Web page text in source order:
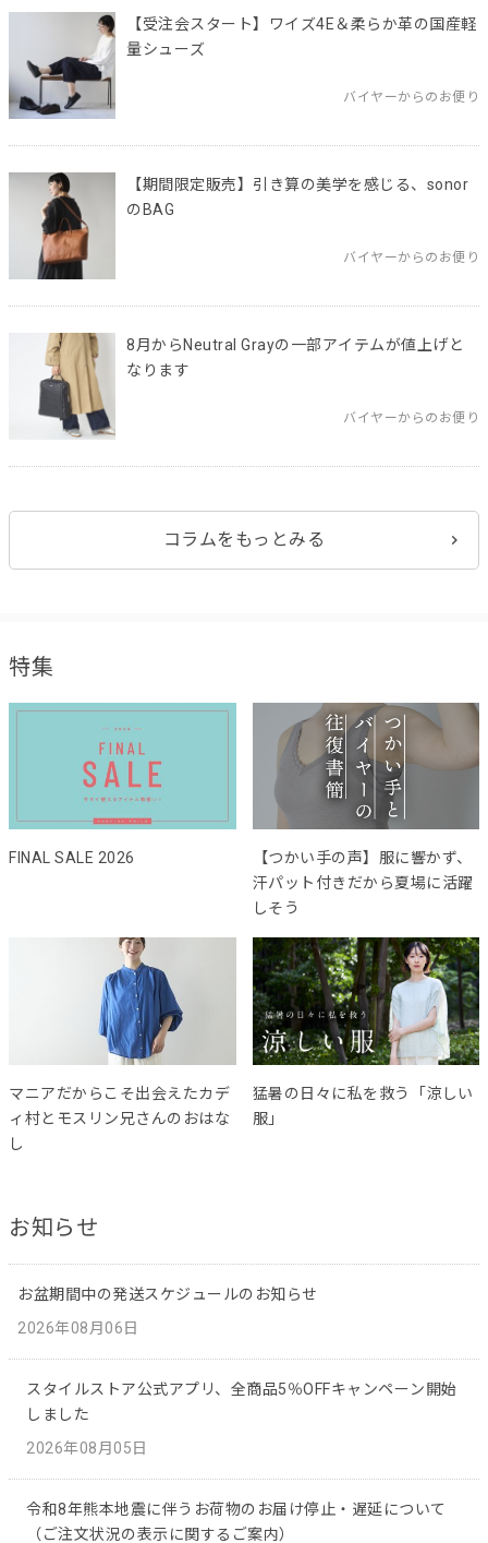
【受注会スタート】ワイズ4E＆柔らか革の国産軽
量シューズ
バイヤーからのお便り
【期間限定販売】引き算の美学を感じる、sonor
のBAG
バイヤーからのお便り
8月からNeutral Grayの一部アイテムが値上げと
なります
バイヤーからのお便り
コラムをもっとみる
特集
FINAL SALE 2026
【つかい手の声】服に響かず、
汗パット付きだから夏場に活躍
しそう
マニアだからこそ出会えたカデ
ィ村とモスリン兄さんのおはな
し
猛暑の日々に私を救う「涼しい
服」
お知らせ
お盆期間中の発送スケジュールのお知らせ
2026年08月06日
スタイルストア公式アプリ、全商品5％OFFキャンペーン開始
しました
2026年08月05日
令和8年熊本地震に伴うお荷物のお届け停止・遅延について
（ご注文状況の表示に関するご案内）